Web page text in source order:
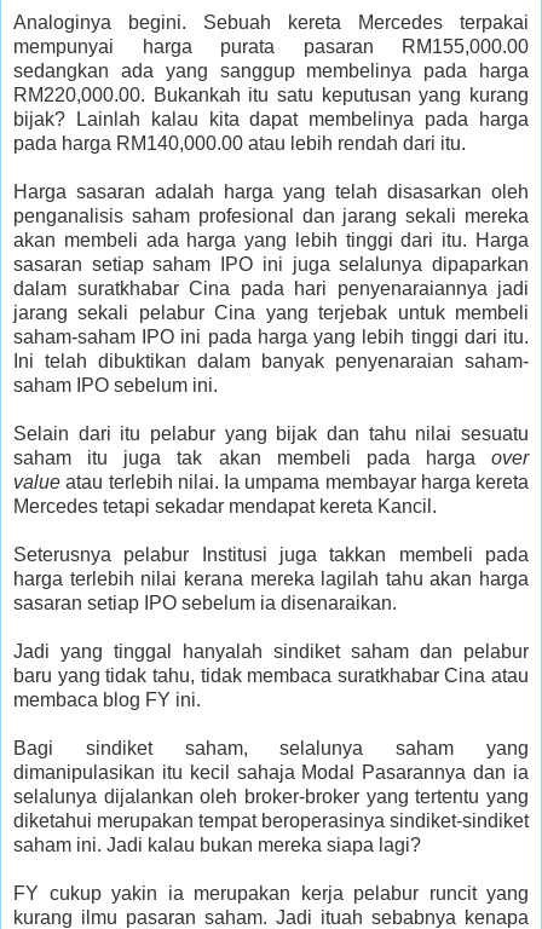
Analoginya begini. Sebuah kereta Mercedes terpakai
mempunyai harga purata pasaran RM155,000.00
sedangkan ada yang sanggup membelinya pada harga
RM220,000.00. Bukankah itu satu keputusan yang kurang
bijak? Lainlah kalau kita dapat membelinya pada harga
pada harga RM140,000.00 atau lebih rendah dari itu.
Harga sasaran adalah harga yang telah disasarkan oleh
penganalisis saham profesional dan jarang sekali mereka
akan membeli ada harga yang lebih tinggi dari itu. Harga
sasaran setiap saham IPO ini juga selalunya dipaparkan
dalam suratkhabar Cina pada hari penyenaraiannya jadi
jarang sekali pelabur Cina yang terjebak untuk membeli
saham-saham IPO ini pada harga yang lebih tinggi dari itu.
Ini telah dibuktikan dalam banyak penyenaraian saham-
saham IPO sebelum ini.
Selain dari itu pelabur yang bijak dan tahu nilai sesuatu
saham itu juga tak akan membeli pada harga over
value atau terlebih nilai. Ia umpama membayar harga kereta
Mercedes tetapi sekadar mendapat kereta Kancil.
Seterusnya pelabur Institusi juga takkan membeli pada
harga terlebih nilai kerana mereka lagilah tahu akan harga
sasaran setiap IPO sebelum ia disenaraikan.
Jadi yang tinggal hanyalah sindiket saham dan pelabur
baru yang tidak tahu, tidak membaca suratkhabar Cina atau
membaca blog FY ini.
Bagi sindiket saham, selalunya saham yang
dimanipulasikan itu kecil sahaja Modal Pasarannya dan ia
selalunya dijalankan oleh broker-broker yang tertentu yang
diketahui merupakan tempat beroperasinya sindiket-sindiket
saham ini. Jadi kalau bukan mereka siapa lagi?
FY cukup yakin ia merupakan kerja pelabur runcit yang
kurang ilmu pasaran saham. Jadi ituah sebabnya kenapa